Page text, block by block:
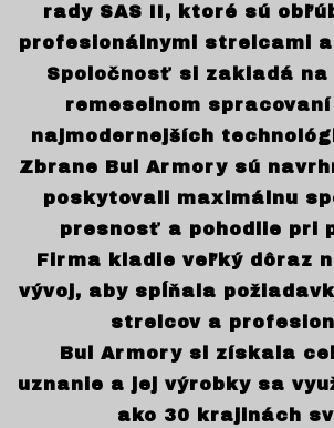
rady SAS II, ktoré sú
profesionálnymi strelcami
Spoločnosť si zakladá na
remeselnom
najmodernejších
Zbrane Bul Armory sú
poskytovali maximálnu
presnosť a pohodlie pri
Firma kladie veľký dôraz
vývoj, aby spĺňala
strelcov a
Bul Armory si získala
uznanie a jej výrobky sa
ako 30 krajinách